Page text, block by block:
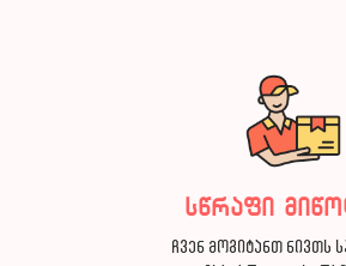
სწრაფი
ჩვენ მოგიტანთ ნივთს